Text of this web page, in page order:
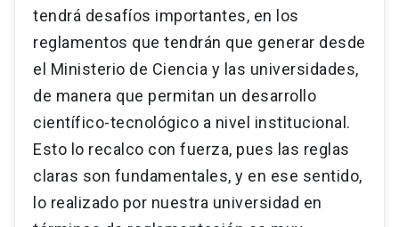
tendrá desafíos importantes, en los
reglamentos que tendrán que generar desde
el Ministerio de Ciencia y las universidades,
de manera que permitan un desarrollo
científico-tecnológico a nivel institucional.
Esto lo recalco con fuerza, pues las reglas
claras son fundamentales, y en ese sentido,
lo realizado por nuestra universidad en